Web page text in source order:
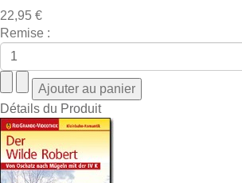
22,95 €
Remise :
Détails du Produit